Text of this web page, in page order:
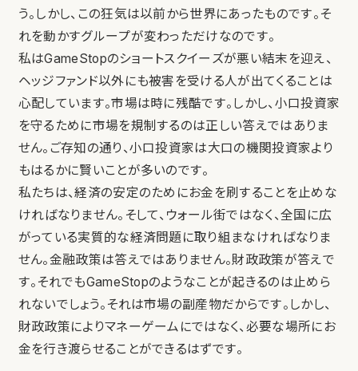
う。しかし、この狂気は以前から世界にあったものです。そ
れを動かすグループが変わっただけなのです。
私はGameStopのショートスクイーズが悪い結末を迎え、
ヘッジファンド以外にも被害を受ける人が出てくることは
心配しています。市場は時に残酷です。しかし、小口投資家
を守るために市場を規制するのは正しい答えではありま
せん。ご存知の通り、小口投資家は大口の機関投資家より
もはるかに賢いことが多いのです。
私たちは、経済の安定のためにお金を刷することを止めな
ければなりません。そして、ウォール街ではなく、全国に広
がっている実質的な経済問題に取り組まなければなりま
せん。金融政策は答えではありません。財政政策が答えで
す。それでもGameStopのようなことが起きるのは止めら
れないでしょう。それは市場の副産物だからです。しかし、
財政政策によりマネーゲームにではなく、必要な場所にお
金を行き渡らせることができるはずです。